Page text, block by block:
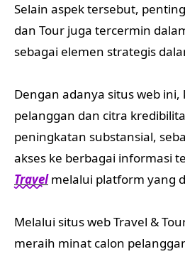
Selain aspek tersebut,
dan Tour juga tercermin
sebagai elemen strategis
Dengan adanya situs web ini,
pelanggan dan citra
peningkatan substansial,
akses ke berbagai informasi
Travelmelalui platform yang
Melalui situs web Travel &
meraih minat calon